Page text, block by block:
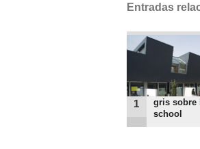
Entradas
1
gris sobre
school